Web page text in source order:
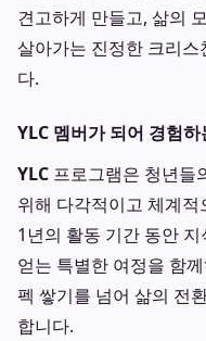
견고하게 만들고, 삶의
살아가는 진정한 크리
다.
YLC 멤버가 되어 경험
YLC 프로그램은 청년들
위해 다각적이고 체계
1년의 활동 기간 동안
얻는 특별한 여정을 함
펙 쌓기를 넘어 삶의 전
합니다.